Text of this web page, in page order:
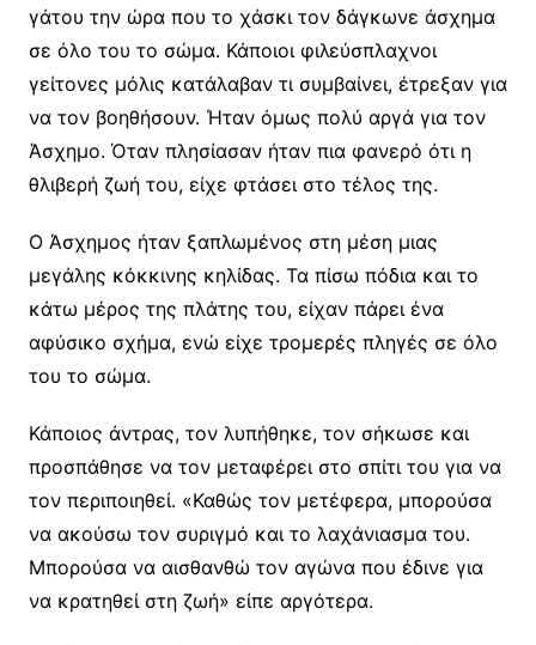
γάτου την ώρα που το χάσκι τον δάγκωνε άσχημα
σε όλο του το σώμα. Κάποιοι φιλεύσπλαχνοι
γείτονες μόλις κατάλαβαν τι συμβαίνει, έτρεξαν για
να τον βοηθήσουν. Ήταν όμως πολύ αργά για τον
Άσχημο. Όταν πλησίασαν ήταν πια φανερό ότι η
θλιβερή ζωή του, είχε φτάσει στο τέλος της.
Ο Άσχημος ήταν ξαπλωμένος στη μέση μιας
μεγάλης κόκκινης κηλίδας. Τα πίσω πόδια και το
κάτω μέρος της πλάτης του, είχαν πάρει ένα
αφύσικο σχήμα, ενώ είχε τρομερές πληγές σε όλο
του το σώμα.
Κάποιος άντρας, τον λυπήθηκε, τον σήκωσε και
προσπάθησε να τον μεταφέρει στο σπίτι του για να
τον περιποιηθεί. «Καθώς τον μετέφερα, μπορούσα
να ακούσω τον συριγμό και το λαχάνιασμα του.
Μπορούσα να αισθανθώ τον αγώνα που έδινε για
να κρατηθεί στη ζωή» είπε αργότερα.